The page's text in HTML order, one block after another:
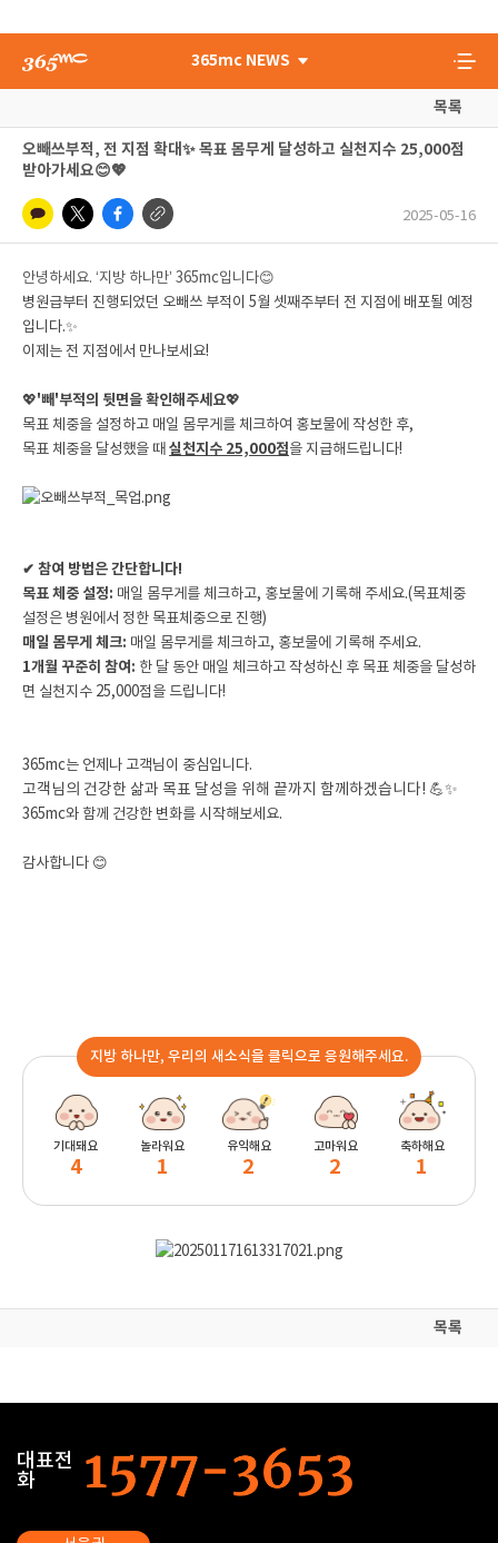
365mc NEWS
목록
오빼쓰부적, 전 지점 확대✨ 목표 몸무게 달성하고 실천지수 25,000점
받아가세요😊💖
2025-05-16
안녕하세요. ‘지방 하나만’ 365mc입니다😊
병원급부터 진행되었던 오빼쓰 부적이 5월 셋째주부터 전 지점에 배포될 예정
입니다.✨
이제는 전 지점에서 만나보세요!
💖'빼'부적의 뒷면을 확인해주세요💖
목표 체중을 설정하고 매일 몸무게를 체크하여 홍보물에 작성한 후,
목표 체중을 달성했을 때 실천지수 25,000점을 지급해드립니다!
✔ 참여 방법은 간단합니다!
목표 체중 설정: 매일 몸무게를 체크하고, 홍보물에 기록해 주세요.(목표체중
설정은 병원에서 정한 목표체중으로 진행)
매일 몸무게 체크: 매일 몸무게를 체크하고, 홍보물에 기록해 주세요.
1개월 꾸준히 참여: 한 달 동안 매일 체크하고 작성하신 후 목표 체중을 달성하
면 실천지수 25,000점을 드립니다!
365mc는 언제나 고객님이 중심입니다.
고객님의 건강한 삶과 목표 달성을 위해 끝까지 함께하겠습니다! 💪✨
365mc와 함께 건강한 변화를 시작해보세요.
감사합니다 😊
지방 하나만, 우리의 새소식을 클릭으로 응원해주세요.
기대돼요
4
놀라워요
1
유익해요
2
고마워요
2
축하해요
1
목록
대표전
화